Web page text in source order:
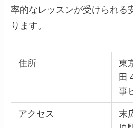
率的なレッスンが受けられる
ります。
住所
東
田
事
アクセス
末